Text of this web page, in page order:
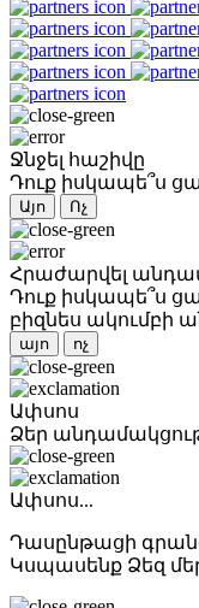
Ջնջել հաշիվը
Դուք իսկապե՞ս
Այո Ոչ
Հրաժարվել
Դուք իսկապե՞ս
բիզնես ակումբի
այո ոչ
Ափսոս
Ձեր
Ափսոս...
Դասընթացի
Կսպասենք Ձեզ